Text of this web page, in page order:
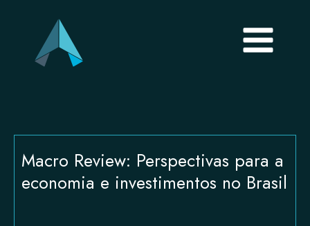
Macro Review: Perspectivas para a
economia e investimentos no Brasil